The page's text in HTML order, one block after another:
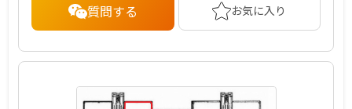
質問する お気に入り